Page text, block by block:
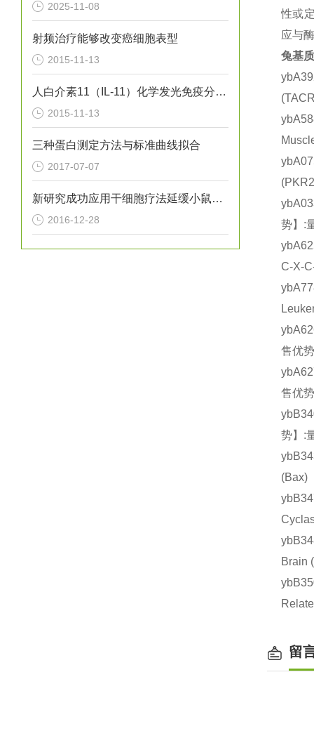
2025-11-08
射频治疗能够改变癌细胞表型
2015-11-13
人白介素11（IL-11）化学发光免疫分析试剂盒
2015-11-13
三种蛋白测定方法与标准曲线拟合
2017-07-07
新研究成功应用干细胞疗法延缓小鼠亨廷顿氏病进展
2016-12-28
性或
应与
兔基
势】:
C-X-
售优
售优
势】:
(Bax)
Brain
留